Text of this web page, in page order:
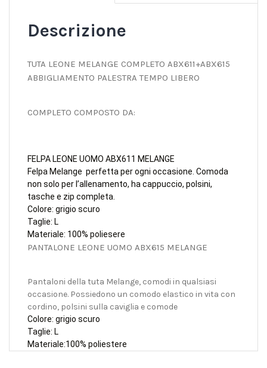
Descrizione
TUTA LEONE MELANGE COMPLETO ABX611+ABX615
ABBIGLIAMENTO PALESTRA TEMPO LIBERO
COMPLETO COMPOSTO DA:
FELPA LEONE UOMO ABX611 MELANGE
Felpa Melange perfetta per ogni occasione. Comoda
non solo per l’allenamento, ha cappuccio, polsini,
tasche e zip completa.
Colore: grigio scuro
Taglie: L
Materiale: 100% poliesere
PANTALONE LEONE UOMO ABX615 MELANGE
Pantaloni della tuta Melange, comodi in qualsiasi
occasione. Possiedono un comodo elastico in vita con
cordino, polsini sulla caviglia e comode
Colore: grigio scuro
Taglie: L
Materiale:100% poliestere